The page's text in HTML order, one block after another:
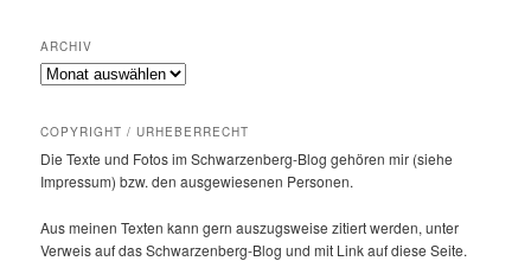
ARCHIV
Archiv
COPYRIGHT / URHEBERRECHT
Die Texte und Fotos im Schwarzenberg-Blog gehören mir (siehe
Impressum) bzw. den ausge­wie­senen Personen.
Aus meinen Texten kann gern auszugs­weise zitiert werden, unter
Verweis auf das Schwarzenberg-Blog und mit Link auf diese Seite.